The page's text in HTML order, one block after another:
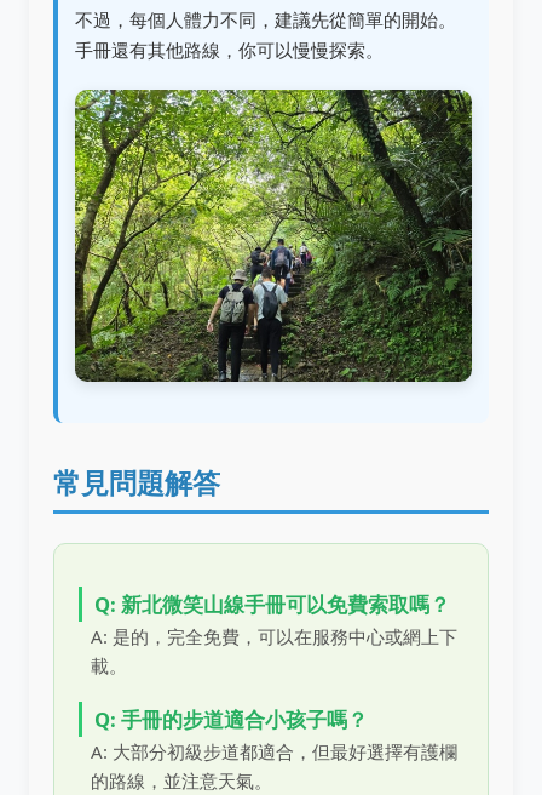
不過，每個人體力不同，建議先從簡單的開始。
手冊還有其他路線，你可以慢慢探索。
常見問題解答
Q: 新北微笑山線手冊可以免費索取嗎？
A: 是的，完全免費，可以在服務中心或網上下
載。
Q: 手冊的步道適合小孩子嗎？
A: 大部分初級步道都適合，但最好選擇有護欄
的路線，並注意天氣。